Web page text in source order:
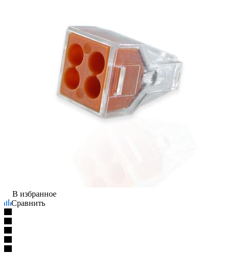
В избранное
Сравнить